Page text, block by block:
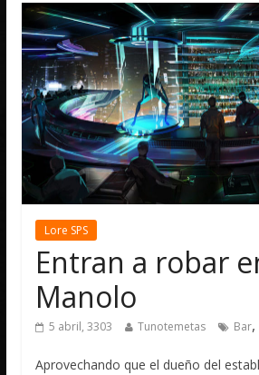
Lore SPS
Entran a robar
Manolo
5 abril, 3303 Tunotemetas Bar,
Aprovechando que el dueño del